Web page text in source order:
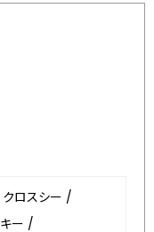
クロスシー /
キー /